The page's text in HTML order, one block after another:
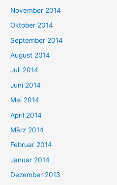
November 2014
Oktober 2014
September 2014
August 2014
Juli 2014
Juni 2014
Mai 2014
April 2014
März 2014
Februar 2014
Januar 2014
Dezember 2013